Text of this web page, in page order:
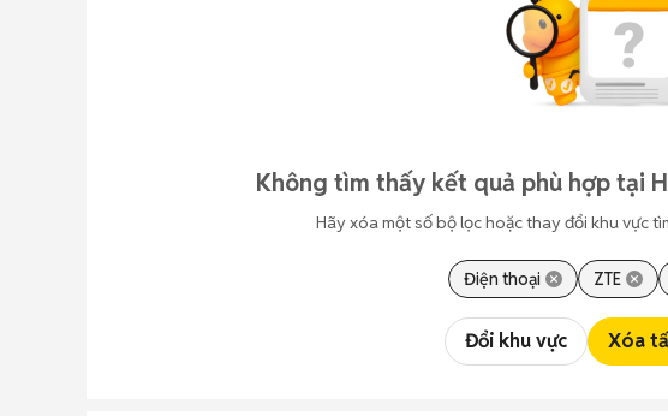
Không tìm thấy kết quả phù hợp tại
Hãy xóa một số bộ lọc hoặc thay đổi khu vực
Điện thoại ZTE
Đổi khu vực Xóa